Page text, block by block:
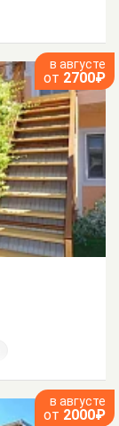
в августе
от 2700₽
в августе
от 2000₽